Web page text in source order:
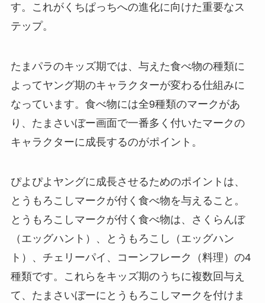
す。これがくちぱっちへの進化に向けた重要なス
テップ。
たまパラのキッズ期では、与えた食べ物の種類に
よってヤング期のキャラクターが変わる仕組みに
なっています。食べ物には全9種類のマークがあ
り、たまさいぼー画面で一番多く付いたマークの
キャラクターに成長するのがポイント。
ぴよぴよヤングに成長させるためのポイントは、
とうもろこしマークが付く食べ物を与えること。
とうもろこしマークが付く食べ物は、さくらんぼ
（エッグハント）、とうもろこし（エッグハン
ト）、チェリーパイ、コーンフレーク（料理）の4
種類です。これらをキッズ期のうちに複数回与え
て、たまさいぼーにとうもろこしマークを付けま